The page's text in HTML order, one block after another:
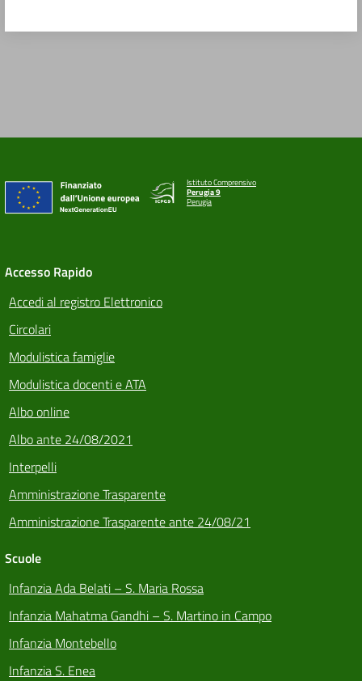
Istituto Comprensivo
Perugia 9
Perugia
Accesso Rapido
Accedi al registro Elettronico
Circolari
Modulistica famiglie
Modulistica docenti e ATA
Albo online
Albo ante 24/08/2021
Interpelli
Amministrazione Trasparente
Amministrazione Trasparente ante 24/08/21
Scuole
Infanzia Ada Belati – S. Maria Rossa
Infanzia Mahatma Gandhi – S. Martino in Campo
Infanzia Montebello
Infanzia S. Enea